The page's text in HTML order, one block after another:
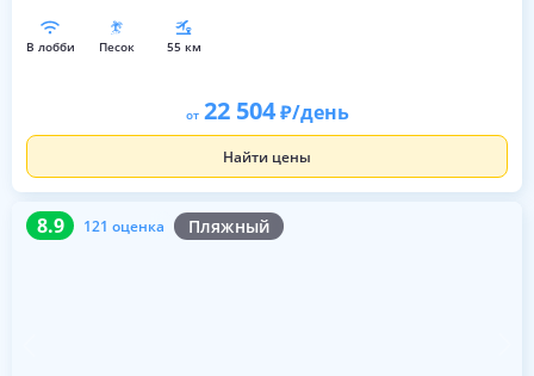
в лобби песок 55 км
от 22 504 /день
Найти цены
8.9 121 оценка Пляжный
8.9 121 оценка